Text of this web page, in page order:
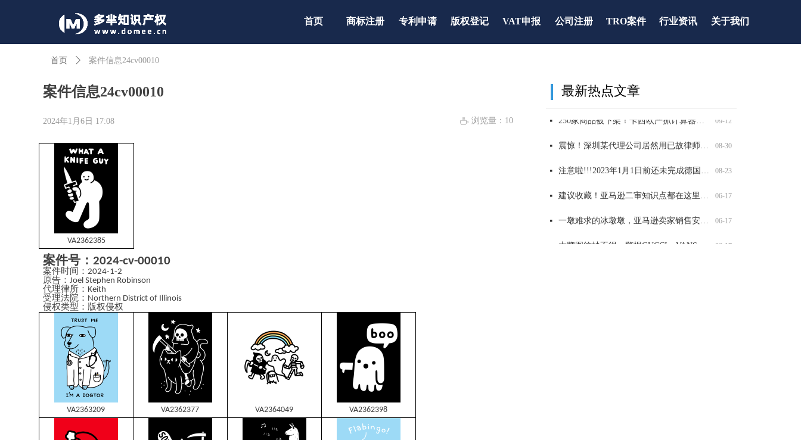
首页 商标注册 专利申请 版权登记 VAT申报 公司注册 TRO案件 行业资讯 关于我们
案件信息24cv00010
首页 ꄲ 案件信息24cv00010
VA2362385
案件号 ： 2024-cv-00010
案件时间 ： 2024-1-2
原告： Joel Stephen Robinson
代理律所 ： Keith
受理法院： Northern District of Illinois
侵权类型：版权侵权
VA2363209 VA2362377 VA2364049 VA2362398
2024年1月6日 17:08 ꄘ 浏览量： 10
最新热点文章
09-12
넷
08-30
넷
08-23
넷
06-17
넷
06-17
넷
06-17